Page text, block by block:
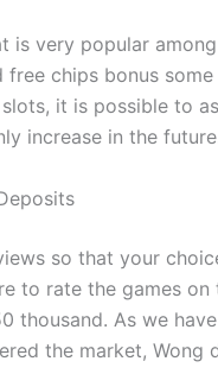
is very popular
free chips bonus
it is possible to
increase in the
so that your
to rate the games on
thousand. As we
the market, Wong